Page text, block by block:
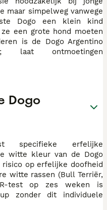
maar simpelweg vanwege
Dogo een klein kind
een grote hond moeten
is de Dogo Argentino
laat ontmoetingen
Dogo
specifieke erfelijke
witte kleur van de Dogo
risico op erfelijke doofheid
witte rassen (Bull Terriër,
test op zes weken is
zonder dit individuele